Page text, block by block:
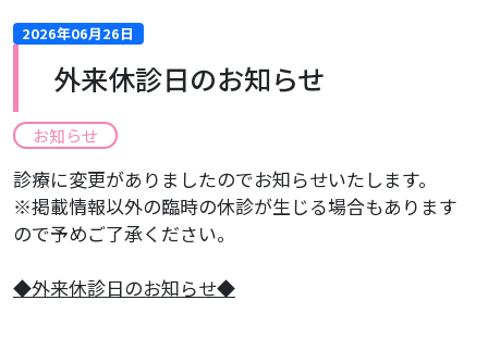
2026年06月26日
外来休診日のお知らせ
お知らせ
診療に変更がありましたのでお知らせいたします。
※掲載情報以外の臨時の休診が生じる場合もあります
ので予めご了承ください。
​◆外来休診日のお知らせ◆